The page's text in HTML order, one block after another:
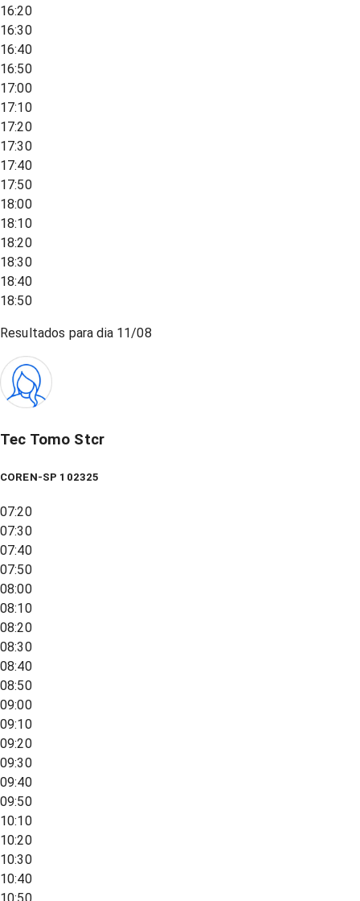
16:20
16:30
16:40
16:50
17:00
17:10
17:20
17:30
17:40
17:50
18:00
18:10
18:20
18:30
18:40
18:50
Resultados para dia 11/08
Tec Tomo Stcr
COREN-SP 102325
07:20
07:30
07:40
07:50
08:00
08:10
08:20
08:30
08:40
08:50
09:00
09:10
09:20
09:30
09:40
09:50
10:10
10:20
10:30
10:40
10:50